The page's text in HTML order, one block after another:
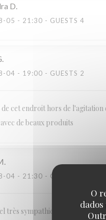
O
D
05 - 21:30 - GUESTS 4
04 - 19:00 - GUESTS 2
de cet endroit hors de
de beaux produits
04 - 21:30 - GUESTS 4
très sympathique et à l’ecoute